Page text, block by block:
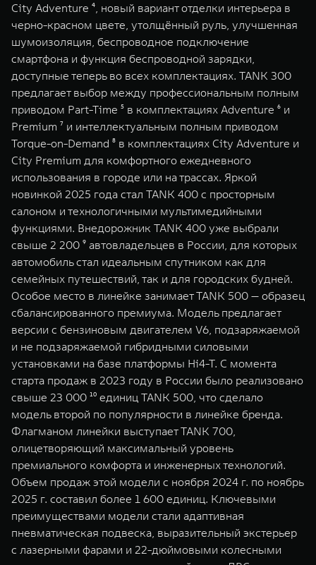
City Adventure ⁴, новый вариант отделки интерьера в
черно-красном цвете, утолщённый руль, улучшенная
шумоизоляция, беспроводное подключение
смартфона и функция беспроводной зарядки,
доступные теперь во всех комплектациях. TANK 300
предлагает выбор между профессиональным полным
приводом Part-Time ⁵ в комплектациях Adventure ⁶ и
Premium ⁷ и интеллектуальным полным приводом
Torque-on-Demand ⁸ в комплектациях City Adventure и
City Premium для комфортного ежедневного
использования в городе или на трассах. Яркой
новинкой 2025 года стал TANK 400 с просторным
салоном и технологичными мультимедийными
функциями. Внедорожник TANK 400 уже выбрали
свыше 2 200 ⁹ автовладельцев в России, для которых
автомобиль стал идеальным спутником как для
семейных путешествий, так и для городских будней.
Особое место в линейке занимает TANK 500 — образец
сбалансированного премиума. Модель предлагает
версии с бензиновым двигателем V6, подзаряжаемой
и не подзаряжаемой гибридными силовыми
установками на базе платформы Hi4-T. С момента
старта продаж в 2023 году в России было реализовано
свыше 23 000 ¹⁰ единиц TANK 500, что сделало
модель второй по популярности в линейке бренда.
Флагманом линейки выступает TANK 700,
олицетворяющий максимальный уровень
премиального комфорта и инженерных технологий.
Объем продаж этой модели с ноября 2024 г. по ноябрь
2025 г. составил более 1 600 единиц. Ключевыми
преимуществами модели стали адаптивная
пневматическая подвеска, выразительный экстерьер
с лазерными фарами и 22-дюймовыми колесными